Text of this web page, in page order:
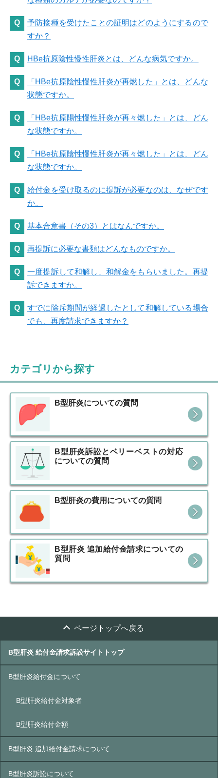
予防接種を受けたことの証明はどのようにするので
すか？
HBe抗原陰性慢性肝炎とは、どんな病気ですか。
「HBe抗原陰性慢性肝炎が再燃した」とは、どんな
状態ですか。
「HBe抗原陽性慢性肝炎が再々燃した」とは、どん
な状態ですか。
「HBe抗原陰性慢性肝炎が再々燃した」とは、どん
な状態ですか。
給付金を受け取るのに提訴が必要なのは、なぜです
か。
基本合意書（その3）とはなんですか。
再提訴に必要な書類はどんなものですか。
一度提訴して和解し、和解金をもらいました。再提
訴できますか。
すでに除斥期間が経過したとして和解している場合
でも、再度請求できますか？
カテゴリから探す
B型肝炎についての質問
B型肝炎訴訟とベリーベストの対応
についての質問
B型肝炎の費用についての質問
B型肝炎 追加給付金請求についての
質問
ページトップへ戻る
B型肝炎 給付金請求訴訟サイトトップ
B型肝炎給付金について
B型肝炎給付金対象者
B型肝炎給付金額
B型肝炎 追加給付金請求について
B型肝炎訴訟について